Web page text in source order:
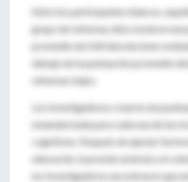
Entre los participantes blancos,
grupo de síntomas altos tuvieron una
promedio de 0,40 desviaciones
debajo de la puntuación promedio
síntomas bajos.
Los investigadores crearon una
estandarizada para cada una de las
cognitivas. Después de ajustar
educación, la presión arterial y el
los investigadores encontraron que